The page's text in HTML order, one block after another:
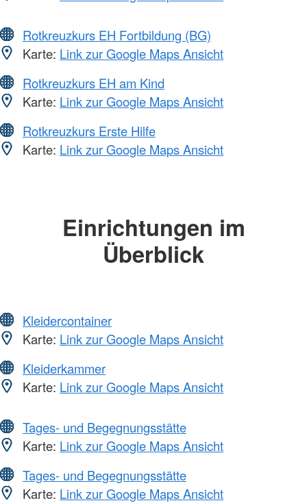
Rotkreuzkurs EH Fortbildung (BG)
Karte: Link zur Google Maps Ansicht
Rotkreuzkurs EH am Kind
Karte: Link zur Google Maps Ansicht
Rotkreuzkurs Erste Hilfe
Karte: Link zur Google Maps Ansicht
Einrichtungen im
Überblick
Kleidercontainer
Karte: Link zur Google Maps Ansicht
Kleiderkammer
Karte: Link zur Google Maps Ansicht
Tages- und Begegnungsstätte
Karte: Link zur Google Maps Ansicht
Tages- und Begegnungsstätte
Karte: Link zur Google Maps Ansicht